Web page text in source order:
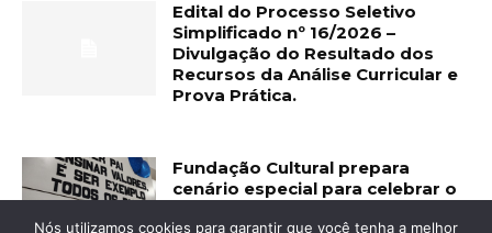
Edital do Processo Seletivo
Simplificado nº 16/2026 –
Divulgação do Resultado dos
Recursos da Análise Curricular e
Prova Prática.
Fundação Cultural prepara
cenário especial para celebrar o
Nós utilizamos cookies para garantir que você tenha a melhor